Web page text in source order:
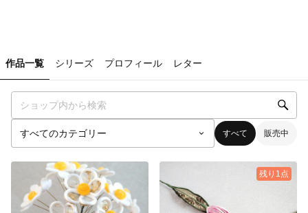
作品一覧 シリーズ プロフィール レター
すべて 販売中
残り1点